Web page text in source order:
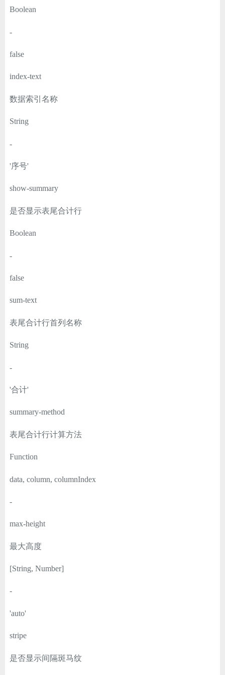
Boolean
-
false
index-text
数据索引名称
String
-
'序号'
show-summary
是否显示表尾合计行
Boolean
-
false
sum-text
表尾合计行首列名称
String
-
'合计'
summary-method
表尾合计行计算方法
Function
data, column, columnIndex
-
max-height
最大高度
[String, Number]
-
'auto'
stripe
是否显示间隔斑马纹